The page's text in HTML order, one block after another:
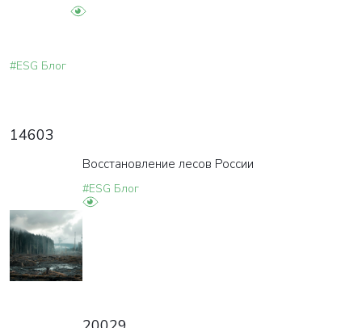
#ESG Блог
14603
Восстановление лесов России
#ESG Блог
ВАША ЗАЯВКА ОТПРАВЛЕНА